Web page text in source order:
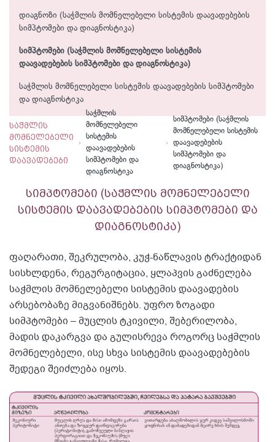
დიაგნოზი (საჭმლის მომნელებელი სისტემის დაავადებების
სიმპტომები და დიაგნოსტიკა)
სიმპტომები (საჭმლის მომნელებელი სისტემის
დაავადებების სიმპტომები და დიაგნოსტიკა)
საჭმლის მომნელებელი სისტემის დაავადებების სიმპტომები
და დიაგნოსტიკა
საჭმლის
მომნელებელი
სისტემის
დაავადებები
საჭმლის
მომნელებელი
სისტემის
დაავადებების
სიმპტომები და
დიაგნოსტიკა
სიმპტომები (საჭმლის
მომნელებელი სისტემის
დაავადებების
სიმპტომები და
დიაგნოსტიკა)
სიმპტომები (საჭმლის მომნელებელი
სისტემის დაავადებების სიმპტომები და
დიაგნოსტიკა)
ფაღარათი, შეკრულობა, კუჭ-ნაწლავის ტრაქტიდან
სისხლდენა, რეგურგიტაცია, ყლაპვის გაძნელება
საჭმლის მომნელებელი სისტემის დაავადების
არსებობაზე მიგვანიშნებს. უფრო ზოგადი
სიმპტომები – მუცლის ტკივილი, შებერილობა,
მადის დაკარგვა და გულისრევა როგორც საჭმლის
მომნელებელი, ისე სხვა სისტემის დაავადებების
შედეგი შეიძლება იყოს.